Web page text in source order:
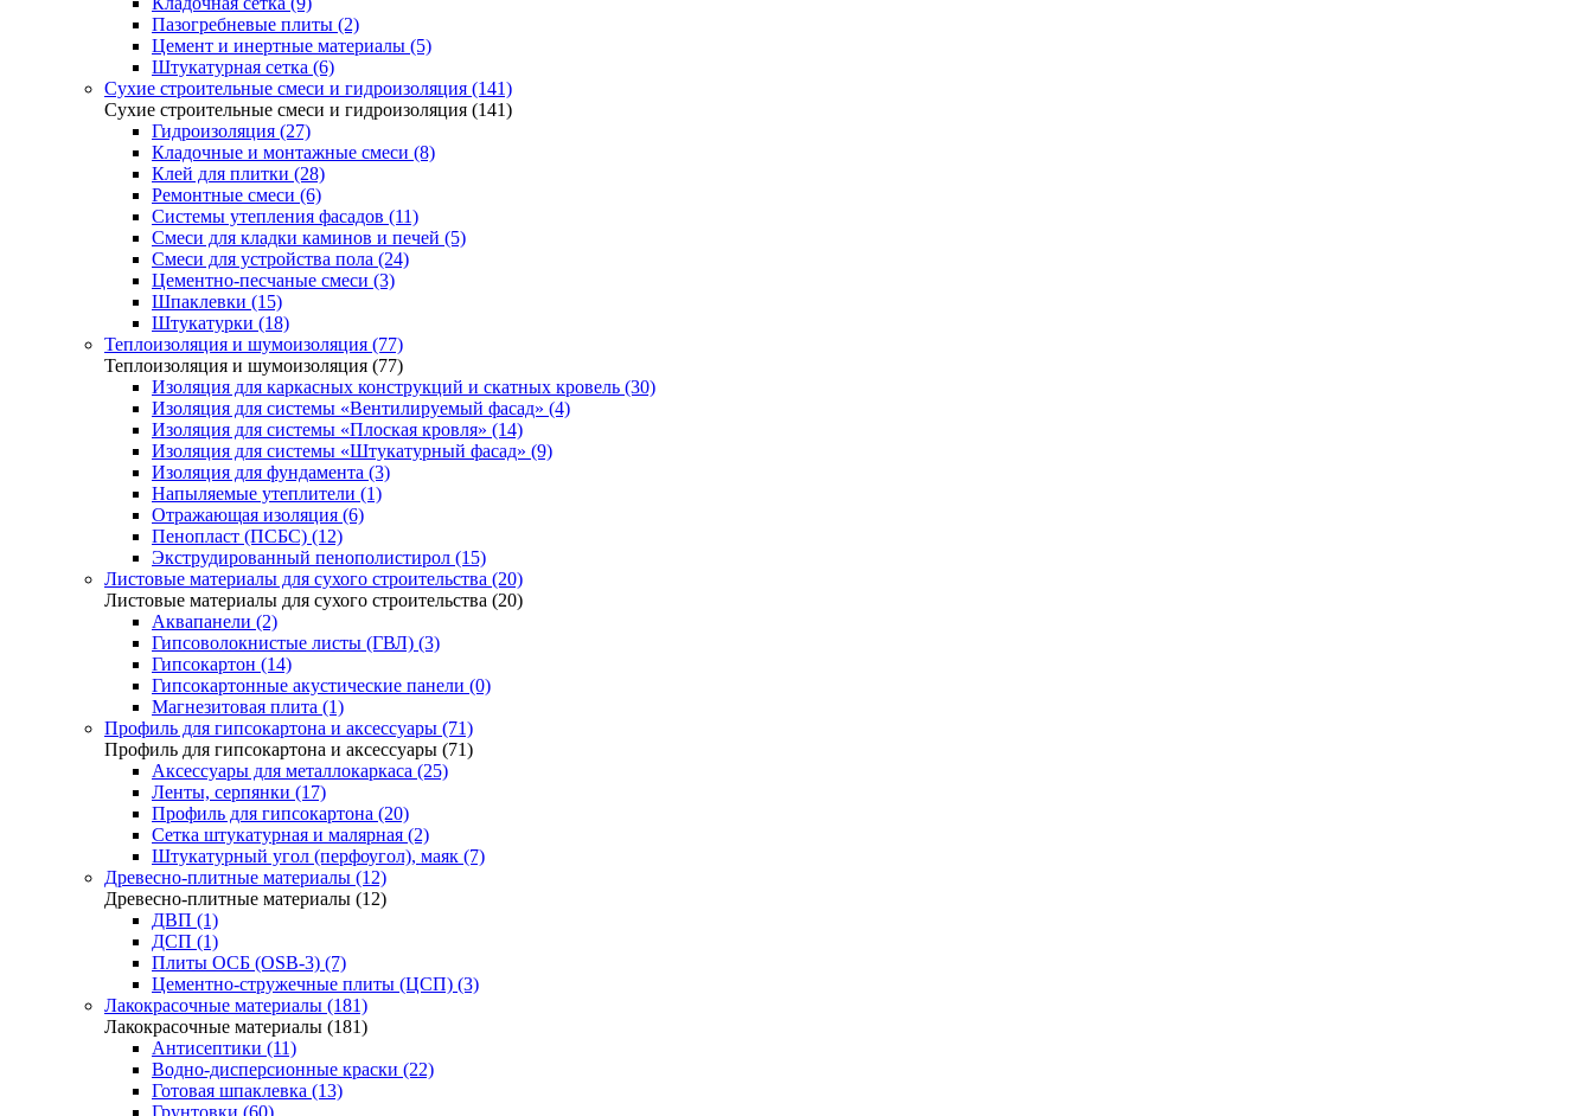
Пазогребневые плиты (2)
Цемент и инертные материалы (5)
Штукатурная сетка (6)
Сухие строительные смеси и гидроизоляция (141)
Сухие строительные смеси и гидроизоляция (141)
Гидроизоляция (27)
Кладочные и монтажные смеси (8)
Клей для плитки (28)
Ремонтные смеси (6)
Системы утепления фасадов (11)
Смеси для кладки каминов и печей (5)
Смеси для устройства пола (24)
Цементно-песчаные смеси (3)
Шпаклевки (15)
Штукатурки (18)
Теплоизоляция и шумоизоляция (77)
Теплоизоляция и шумоизоляция (77)
Изоляция для каркасных конструкций и скатных кровель (30)
Изоляция для системы «Вентилируемый фасад» (4)
Изоляция для системы «Плоская кровля» (14)
Изоляция для системы «Штукатурный фасад» (9)
Изоляция для фундамента (3)
Напыляемые утеплители (1)
Отражающая изоляция (6)
Пенопласт (ПСБС) (12)
Экструдированный пенополистирол (15)
Листовые материалы для сухого строительства (20)
Листовые материалы для сухого строительства (20)
Аквапанели (2)
Гипсоволокнистые листы (ГВЛ) (3)
Гипсокартон (14)
Гипсокартонные акустические панели (0)
Магнезитовая плита (1)
Профиль для гипсокартона и аксессуары (71)
Профиль для гипсокартона и аксессуары (71)
Аксессуары для металлокаркаса (25)
Ленты, серпянки (17)
Профиль для гипсокартона (20)
Сетка штукатурная и малярная (2)
Штукатурный угол (перфоугол), маяк (7)
Древесно-плитные материалы (12)
Древесно-плитные материалы (12)
ДВП (1)
ДСП (1)
Плиты ОСБ (OSB-3) (7)
Цементно-стружечные плиты (ЦСП) (3)
Лакокрасочные материалы (181)
Лакокрасочные материалы (181)
Антисептики (11)
Водно-дисперсионные краски (22)
Готовая шпаклевка (13)
Грунтовки (60)